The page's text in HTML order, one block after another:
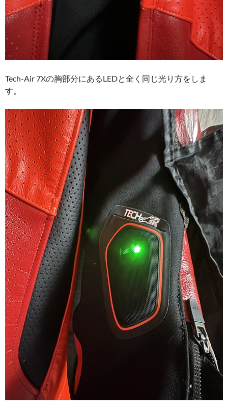
Tech-Air 7Xの胸部分にあるLEDと全く同じ光り方をしま
す。